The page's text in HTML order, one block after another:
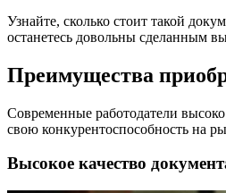
Узнайте, сколько стоит такой
останетесь довольны сделанным
Преимущества
Современные работодатели
свою конкурентоспособность на
Высокое качество